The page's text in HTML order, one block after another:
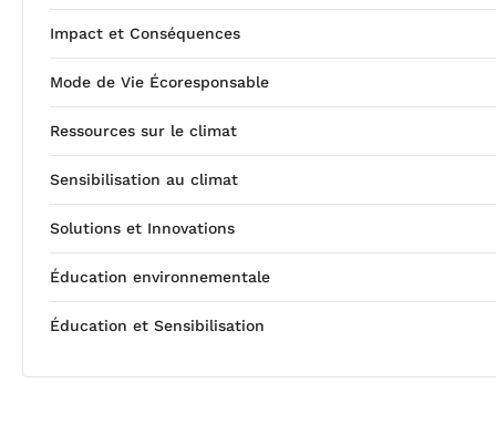
Impact et Conséquences
Mode de Vie Écoresponsable
Ressources sur le climat
Sensibilisation au climat
Solutions et Innovations
Éducation environnementale
Éducation et Sensibilisation